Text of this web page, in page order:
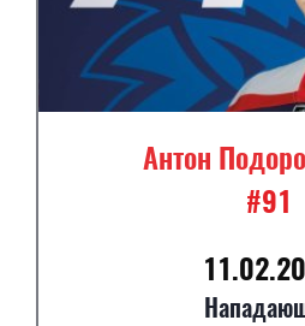
Антон
#91